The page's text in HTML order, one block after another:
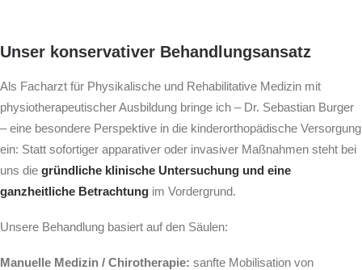
Unser konservativer Behandlungsansatz
Als Facharzt für Physikalische und Rehabilitative Medizin mit
physiotherapeutischer Ausbildung bringe ich – Dr. Sebastian Burger
– eine besondere Perspektive in die kinderorthopädische Versorgung
ein: Statt sofortiger apparativer oder invasiver Maßnahmen steht bei
uns die gründliche klinische Untersuchung und eine
ganzheitliche Betrachtung im Vordergrund.
Unsere Behandlung basiert auf den Säulen:
Manuelle Medizin / Chirotherapie: sanfte Mobilisation von